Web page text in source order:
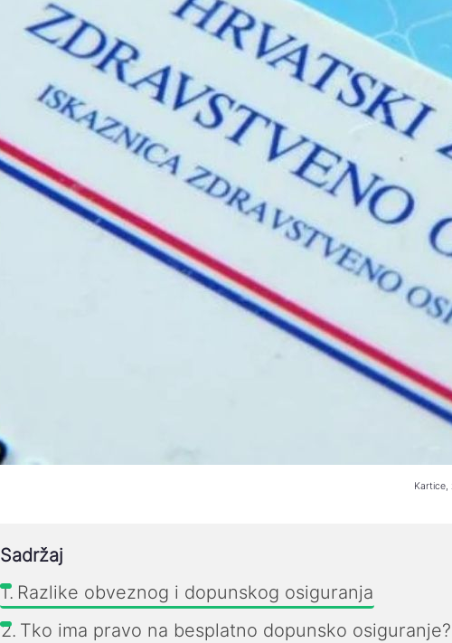
Kartice,
Sadržaj
Razlike obveznog i dopunskog osiguranja
Tko ima pravo na besplatno dopunsko osiguranje?